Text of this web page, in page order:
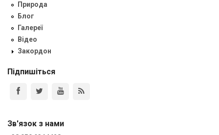
Природа
Блог
Галереї
Відео
Закордон
Підпишіться
Зв'язок з нами